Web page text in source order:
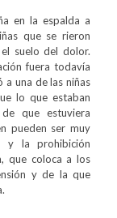
en la espalda a
que se rieron
suelo del dolor.
fuera todavía
a una de las niñas
lo que estaban
que estuviera
pueden ser muy
y la prohibición
que coloca a los
y de la que